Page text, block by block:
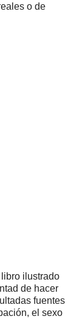
o de
ilustrado
de hacer
fuentes
el sexo